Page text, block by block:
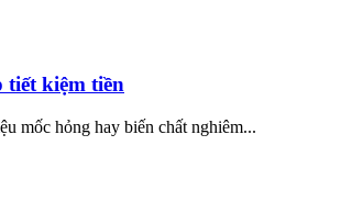
tiết kiệm tiền
mốc hỏng hay biến chất nghiêm...